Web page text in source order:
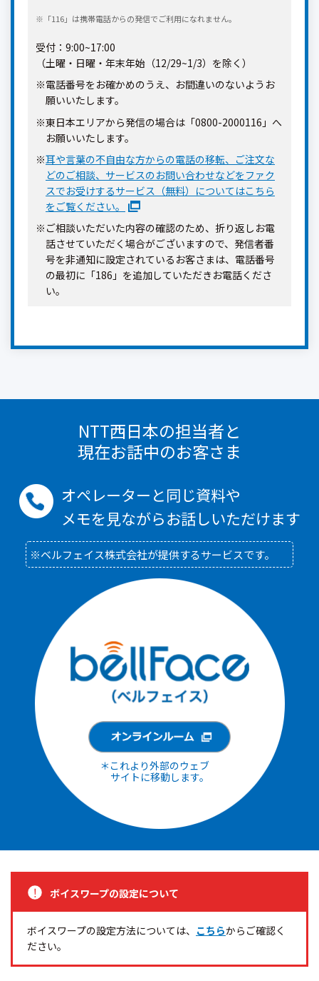
※「116」は携帯電話からの発信でご利用になれません。
受付：9:00~17:00
（土曜・日曜・年末年始（12/29~1/3）を除く）
※電話番号をお確かめのうえ、お間違いのないようお
願いいたします。
※東日本エリアから発信の場合は「0800-2000116」へ
お願いいたします。
※耳や言葉の不自由な方からの電話の移転、ご注文な
どのご相談、サービスのお問い合わせなどをファク
スでお受けするサービス（無料）についてはこちら
をご覧ください。
※ご相談いただいた内容の確認のため、折り返しお電
話させていただく場合がございますので、発信者番
号を非通知に設定されているお客さまは、電話番号
の最初に「186」を追加していただきお電話くださ
い。
NTT西日本の担当者と
現在お話中のお客さま
オペレーターと同じ資料や
メモを見ながらお話しいただけます
※ベルフェイス株式会社が提供するサービスです。
＊これより外部のウェブ
サイトに移動します。
ボイスワープの設定について
ボイスワープの設定方法については、 こちらからご確認く
ださい。